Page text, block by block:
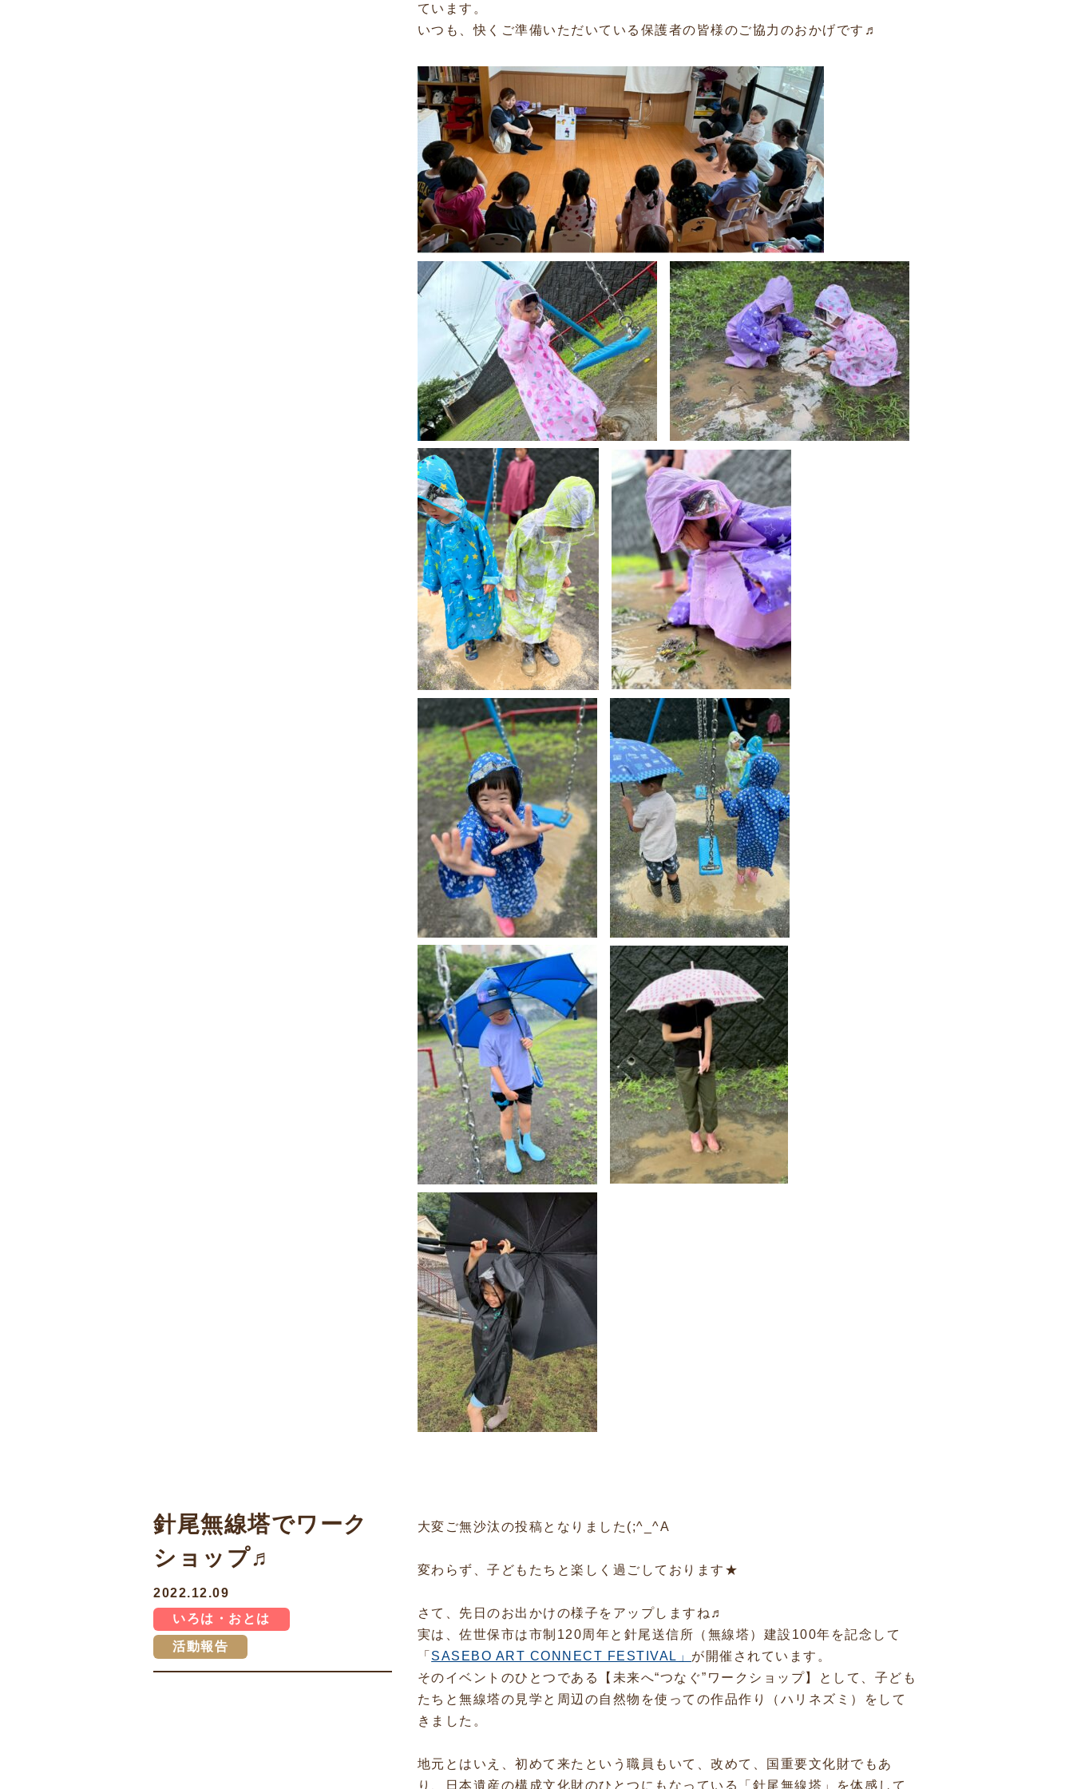
ています。
いつも、快くご準備いただいている保護者の皆様のご協力のおかげです♬
針尾無線塔でワーク
ショップ♬
2022.12.09
いろは・おとは
活動報告
大変ご無沙汰の投稿となりました(;^_^A
変わらず、子どもたちと楽しく過ごしております★
さて、先日のお出かけの様子をアップしますね♬
実は、佐世保市は市制120周年と針尾送信所（無線塔）建設100年を記念して
「 SASEBO ART CONNECT FESTIVAL」 が開催されています。
そのイベントのひとつである【未来へ“つなぐ”ワークショップ】として、子ども
たちと無線塔の見学と周辺の自然物を使っての作品作り（ハリネズミ）をして
きました。
地元とはいえ、初めて来たという職員もいて、改めて、国重要文化財でもあ
り、日本遺産の構成文化財のひとつにもなっている「針尾無線塔」を体感して